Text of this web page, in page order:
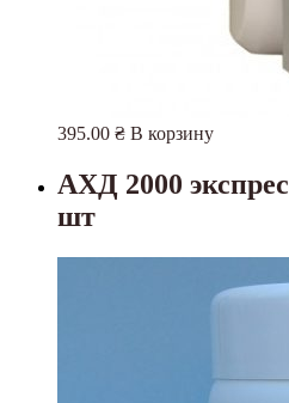
395.00 ₴ В корзину
АХД 2000
шт